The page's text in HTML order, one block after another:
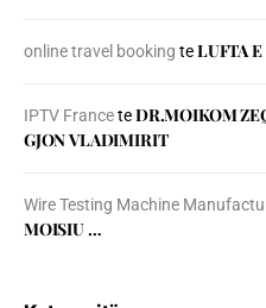
online travel booking teLUFTA
IPTV FranceteDR.MOIKOM
GJON VLADIMIRIT
Wire Testing Machine
MOISIU …